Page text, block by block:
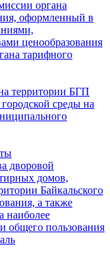
органа
оформленный в
ценообразования
тарифного
территории БГП
среды на
дворовой
домов,
Байкальского
а также
наиболее
общего пользования